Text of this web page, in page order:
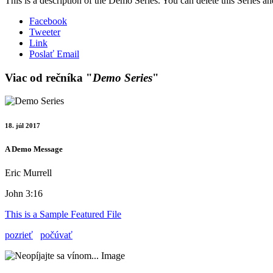
Facebook
Tweeter
Link
Poslať Email
Viac od rečníka "Demo Series"
18. júl 2017
A Demo Message
Eric Murrell
John 3:16
This is a Sample Featured File
pozrieť
počúvať